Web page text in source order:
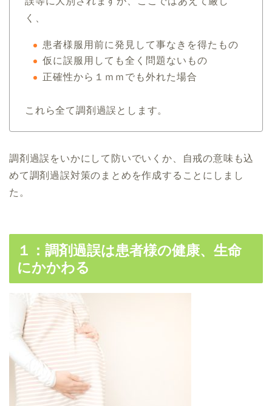
く、
患者様服用前に発見して事なきを得たもの
仮に誤服用しても全く問題ないもの
正確性から１ｍｍでも外れた場合
これら全て調剤過誤とします。
調剤過誤をいかにして防いでいくか、自戒の意味も込
めて調剤過誤対策のまとめを作成することにしまし
た。
１：調剤過誤は患者様の健康、生命
にかかわる